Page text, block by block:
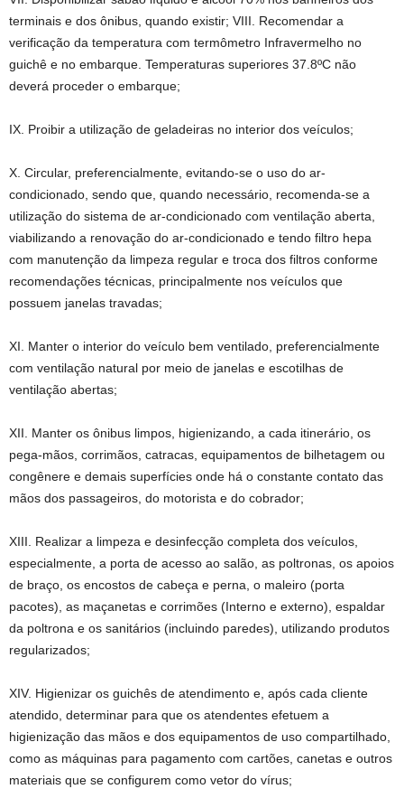
terminais e dos ônibus, quando existir; VIII. Recomendar a
verificação da temperatura com termômetro Infravermelho no
guichê e no embarque. Temperaturas superiores 37.8ºC não
deverá proceder o embarque;
IX. Proibir a utilização de geladeiras no interior dos veículos;
X. Circular, preferencialmente, evitando-se o uso do ar-
condicionado, sendo que, quando necessário, recomenda-se a
utilização do sistema de ar-condicionado com ventilação aberta,
viabilizando a renovação do ar-condicionado e tendo filtro hepa
com manutenção da limpeza regular e troca dos filtros conforme
recomendações técnicas, principalmente nos veículos que
possuem janelas travadas;
XI. Manter o interior do veículo bem ventilado, preferencialmente
com ventilação natural por meio de janelas e escotilhas de
ventilação abertas;
XII. Manter os ônibus limpos, higienizando, a cada itinerário, os
pega-mãos, corrimãos, catracas, equipamentos de bilhetagem ou
congênere e demais superfícies onde há o constante contato das
mãos dos passageiros, do motorista e do cobrador;
XIII. Realizar a limpeza e desinfecção completa dos veículos,
especialmente, a porta de acesso ao salão, as poltronas, os apoios
de braço, os encostos de cabeça e perna, o maleiro (porta
pacotes), as maçanetas e corrimões (Interno e externo), espaldar
da poltrona e os sanitários (incluindo paredes), utilizando produtos
regularizados;
XIV. Higienizar os guichês de atendimento e, após cada cliente
atendido, determinar para que os atendentes efetuem a
higienização das mãos e dos equipamentos de uso compartilhado,
como as máquinas para pagamento com cartões, canetas e outros
materiais que se configurem como vetor do vírus;